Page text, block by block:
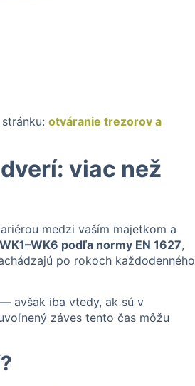
otváranie trezorov a
viac než
medzi vaším majetkom a
WK1–WK6 podľa normy EN 1627,
po rokoch každodenného
avšak iba vtedy, ak sú v
záves tento čas môžu